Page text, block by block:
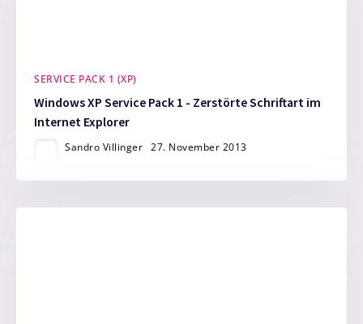
SERVICE PACK 1 (XP)
Windows XP Service Pack 1 - Zerstörte Schriftart im
Internet Explorer
Sandro Villinger 27. November 2013